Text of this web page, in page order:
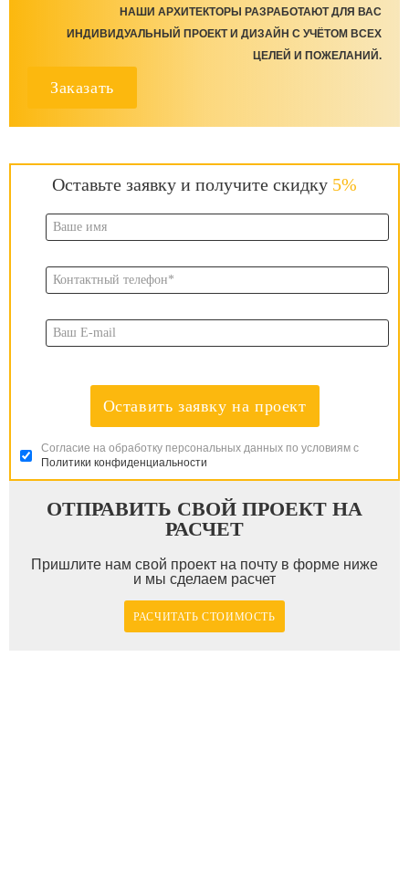
Оставьте заявку и получите скидку 5%
Оставить заявку на проект
Согласие на обработку персональных данных по условиям с
Политики конфиденциальности
ОТПРАВИТЬ СВОЙ ПРОЕКТ НА
РАСЧЕТ
Пришлите нам свой проект на почту в форме ниже
и мы сделаем расчет
РАСЧИТАТЬ СТОИМОСТЬ
НАШИ АРХИТЕКТОРЫ РАЗРАБОТАЮТ ДЛЯ ВАС
ИНДИВИДУАЛЬНЫЙ ПРОЕКТ И ДИЗАЙН С УЧЁТОМ ВСЕХ
ЦЕЛЕЙ И ПОЖЕЛАНИЙ.
Заказать